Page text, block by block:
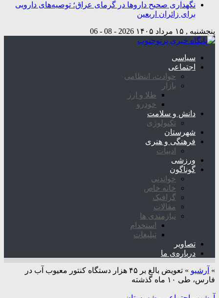
نگهداری صحیح داروها در گرمای عراق؛ توصیه‌های دارویی
برای زائران اربعین
پنجشنبه , ۱۵ مرداد ۱۴۰۵ 2026 - 08 - 06
سیاسی
اجتماعی
حوادث، انتظامی
بازار
طلا و ارز
خودرو
دانش و سلامت
تکنولوژی
شهرستان
فرهنگی و هنری
ادبیات
ورزشی
گوناگون
خواندنی
خانه خاص
گرافیک
مقالات
نیازمندی ها
استخدام
تبلیغات
تصاویر
درباره‌ی ما
» آرشیو »
تعویض بالغ بر ۴۵ هزار دستگاه کنتور معیوب آب در
فارس، طی ۱۰ ماه گذشته